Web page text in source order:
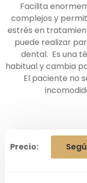
Facilita
complejos y
estrés en
puede realizar
dental. Es una
habitual y cambia
El paciente no
Precio: